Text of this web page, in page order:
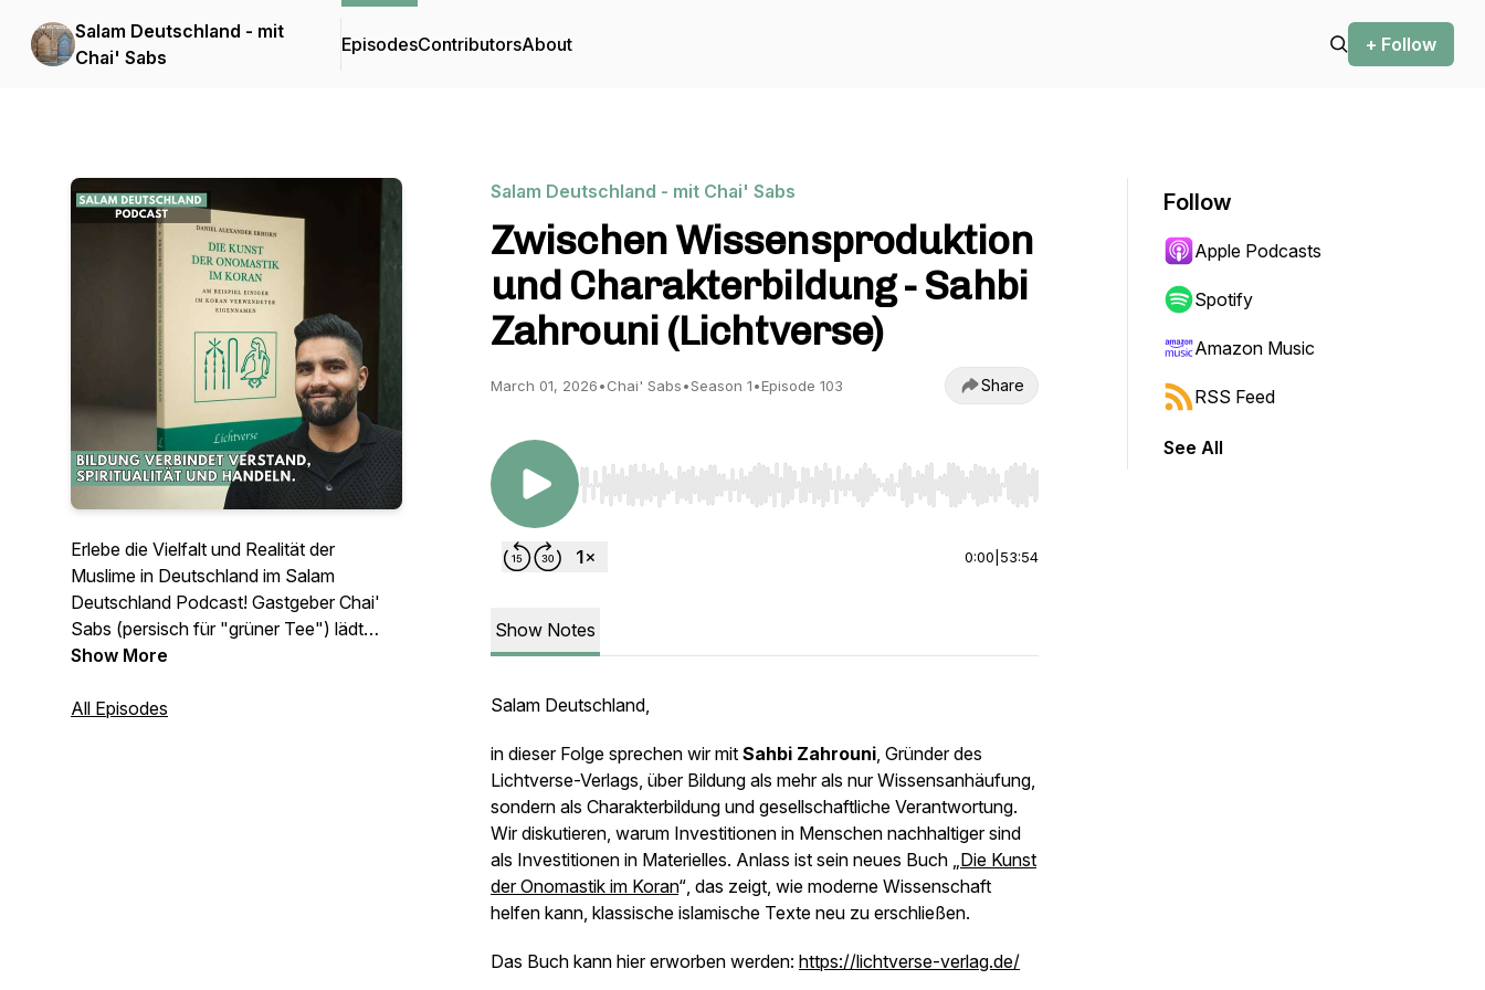
Salam Deutschland - mit
Chai' Sabs
EpisodesContributorsAbout + Follow
Erlebe die Vielfalt und Realität der
Muslime in Deutschland im Salam
Deutschland Podcast! Gastgeber Chai'
Sabs (persisch für "grüner Tee") lädt
seine Gäste auf eine entspannte Tasse
und den Islam in Deutschland zu
Show More
All Episodes
Salam Deutschland - mit Chai' Sabs
Zwischen Wissensproduktion
und Charakterbildung - Sahbi
Zahrouni (Lichtverse)
March 01, 2026•Chai' Sabs•Season 1•Episode 103 Share
Use Left/Right to seek, Home/End to jump to start or end. Hold shift to jump forward or backward.
0:00 53:54
Show Notes
Salam Deutschland,
in dieser Folge sprechen wir mit Sahbi Zahrouni, Gründer des
Lichtverse-Verlags, über Bildung als mehr als nur Wissensanhäufung,
sondern als Charakterbildung und gesellschaftliche Verantwortung.
Wir diskutieren, warum Investitionen in Menschen nachhaltiger sind
als Investitionen in Materielles. Anlass ist sein neues Buch „Die Kunst
der Onomastik im Koran“, das zeigt, wie moderne Wissenschaft
helfen kann, klassische islamische Texte neu zu erschließen.
Das Buch kann hier erworben werden: https://lichtverse-verlag.de/
Follow
Apple Podcasts
Spotify
Amazon Music
RSS Feed
See All